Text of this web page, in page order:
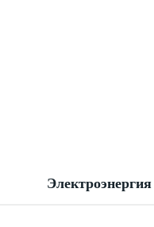
Электроэнергия